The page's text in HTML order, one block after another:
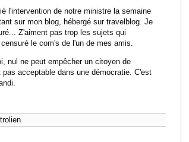
l'intervention de notre ministre la semaine
sur mon blog, hébergé sur travelblog. Je
Z'aiment pas trop les sujets qui
le com's de l'un de mes amis.
nul ne peut empêcher un citoyen de
acceptable dans une démocratie. C'est